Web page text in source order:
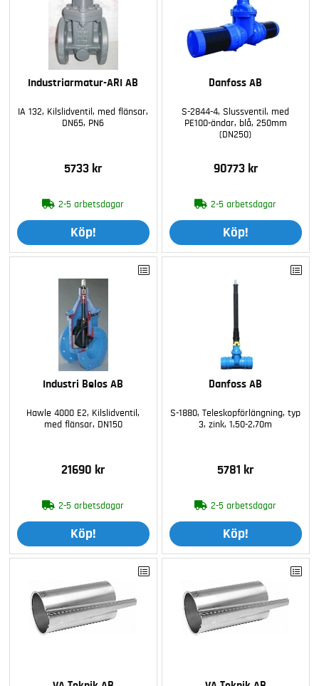
Industriarmatur-ARI AB
IA 132, Kilslidventil, med flänsar,
DN65, PN6
5733 kr
2-5 arbetsdagar
Köp!
Danfoss AB
S-2844-4, Slussventil, med
PE100-ändar, blå, 250mm
(DN250)
90773 kr
2-5 arbetsdagar
Köp!
Industri Belos AB
Hawle 4000 E2, Kilslidventil,
med flänsar, DN150
21690 kr
2-5 arbetsdagar
Köp!
Danfoss AB
S-1880, Teleskopförlängning, typ
3, zink, 1,50-2,70m
5781 kr
2-5 arbetsdagar
Köp!